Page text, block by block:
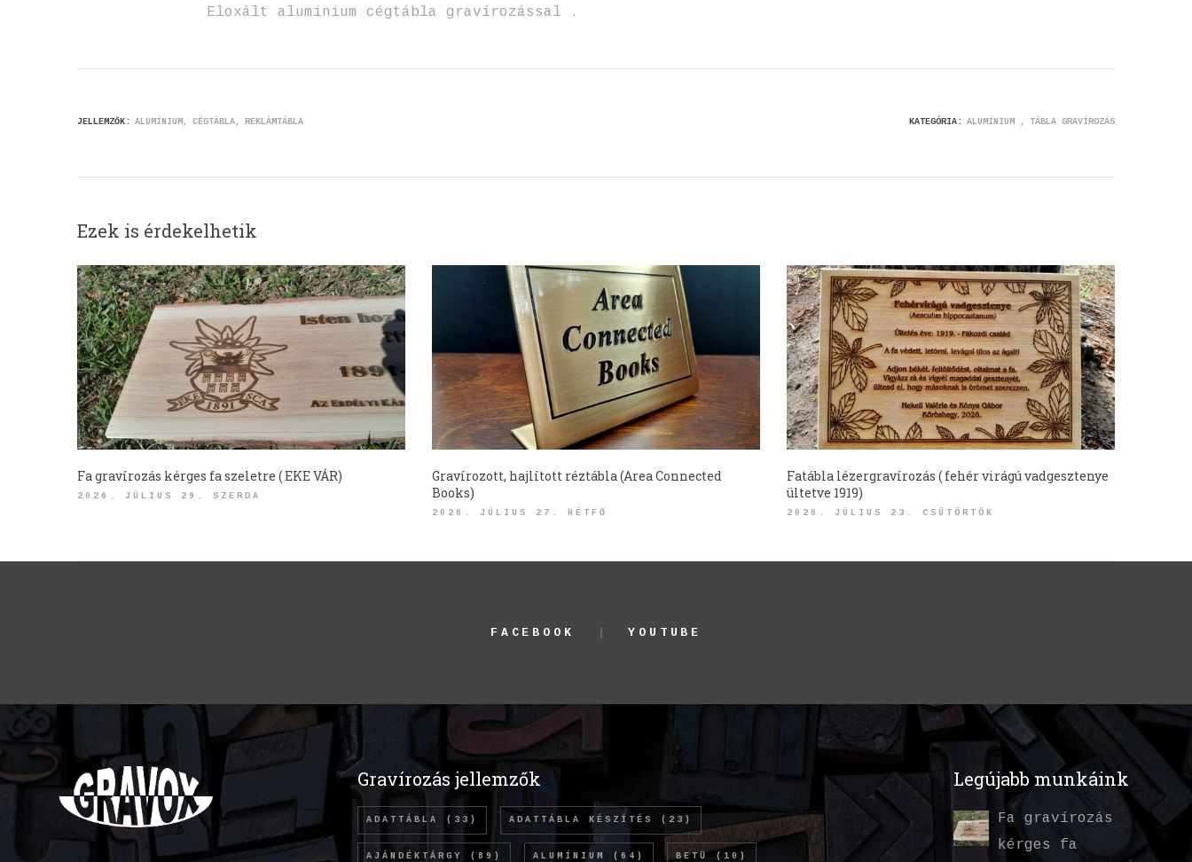
Eloxált aluminium cégtábla gravírozással .
JELLEMZŐK: ALUMÍNIUM CÉGTÁBLA REKLÁMTÁBLA KATEGÓRIA: ALUMÍNIUM TÁBLA GRAVÍROZÁS
Ezek is érdekelhetik
Fa gravírozás kérges fa szeletre ( EKE VÁR)
2026. JÚLIUS 29. SZERDA
Gravírozott, hajlított réztábla (Area Connected
Books)
2026. JÚLIUS 27. HÉTFŐ
Fatábla lézergravírozás ( fehér virágú vadgesztenye
ültetve 1919)
2026. JÚLIUS 23. CSÜTÖRTÖK
FACEBOOK YOUTUBE
Gravírozás jellemzők
ADATTÁBLA (33) ADATTÁBLA KÉSZÍTÉS (23)
AJÁNDÉKTÁRGY (89) ALUMÍNIUM (64) BETŰ (10)
Legújabb munkáink
Fa gravírozás
kérges fa